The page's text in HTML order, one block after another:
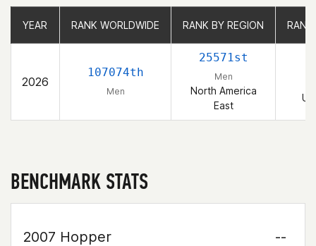
YEAR RANK WORLDWIDE RANK BY REGION
2026
107074th
Men
25571st
Men
North America
East
YEAR RANK WORLDWIDE RANK BY REGION
BENCHMARK STATS
2007 Hopper
--